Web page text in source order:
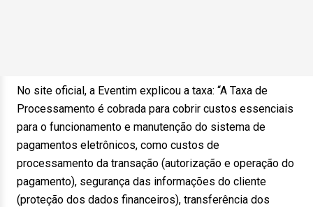
No site oficial, a Eventim explicou a taxa: “A Taxa de
Processamento é cobrada para cobrir custos essenciais
para o funcionamento e manutenção do sistema de
pagamentos eletrônicos, como custos de
processamento da transação (autorização e operação do
pagamento), segurança das informações do cliente
(proteção dos dados financeiros), transferência dos